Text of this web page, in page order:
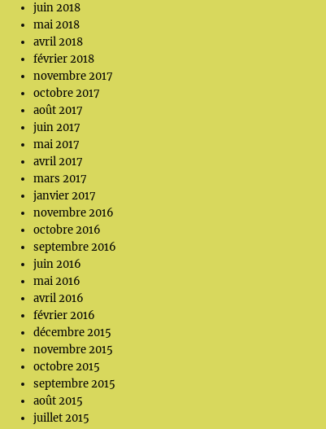
juin 2018
mai 2018
avril 2018
février 2018
novembre 2017
octobre 2017
août 2017
juin 2017
mai 2017
avril 2017
mars 2017
janvier 2017
novembre 2016
octobre 2016
septembre 2016
juin 2016
mai 2016
avril 2016
février 2016
décembre 2015
novembre 2015
octobre 2015
septembre 2015
août 2015
juillet 2015